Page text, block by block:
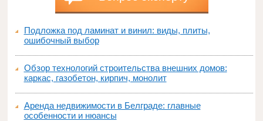
Подложка под ламинат и винил: виды, плиты,
ошибочный выбор
Обзор технологий строительства внешних домов:
каркас, газобетон, кирпич, монолит
Аренда недвижимости в Белграде: главные
особенности и нюансы